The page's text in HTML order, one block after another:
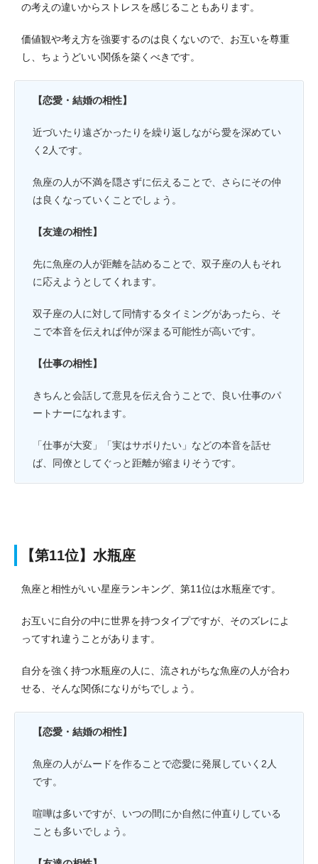
の考えの違いからストレスを感じることもあります。
価値観や考え方を強要するのは良くないので、お互いを尊重
し、ちょうどいい関係を築くべきです。
【恋愛・結婚の相性】
近づいたり遠ざかったりを繰り返しながら愛を深めてい
く2人です。
魚座の人が不満を隠さずに伝えることで、さらにその仲
は良くなっていくことでしょう。
【友達の相性】
先に魚座の人が距離を詰めることで、双子座の人もそれ
に応えようとしてくれます。
双子座の人に対して同情するタイミングがあったら、そ
こで本音を伝えれば仲が深まる可能性が高いです。
【仕事の相性】
きちんと会話して意見を伝え合うことで、良い仕事のパ
ートナーになれます。
「仕事が大変」「実はサボりたい」などの本音を話せ
ば、同僚としてぐっと距離が縮まりそうです。
【第11位】水瓶座
魚座と相性がいい星座ランキング、第11位は水瓶座です。
お互いに自分の中に世界を持つタイプですが、そのズレによ
ってすれ違うことがあります。
自分を強く持つ水瓶座の人に、流されがちな魚座の人が合わ
せる、そんな関係になりがちでしょう。
【恋愛・結婚の相性】
魚座の人がムードを作ることで恋愛に発展していく2人
です。
喧嘩は多いですが、いつの間にか自然に仲直りしている
ことも多いでしょう。